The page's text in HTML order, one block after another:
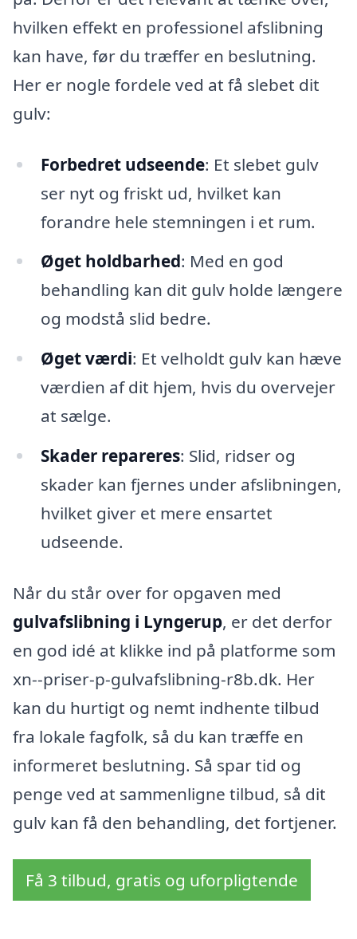
hvilken effekt en professionel afslibning
kan have, før du træffer en beslutning.
Her er nogle fordele ved at få slebet dit
gulv:
Forbedret udseende: Et slebet gulv
ser nyt og friskt ud, hvilket kan
forandre hele stemningen i et rum.
Øget holdbarhed: Med en god
behandling kan dit gulv holde længere
og modstå slid bedre.
Øget værdi: Et velholdt gulv kan hæve
værdien af dit hjem, hvis du overvejer
at sælge.
Skader repareres: Slid, ridser og
skader kan fjernes under afslibningen,
hvilket giver et mere ensartet
udseende.
Når du står over for opgaven med
gulvafslibning i Lyngerup, er det derfor
en god idé at klikke ind på platforme som
xn--priser-p-gulvafslibning-r8b.dk. Her
kan du hurtigt og nemt indhente tilbud
fra lokale fagfolk, så du kan træffe en
informeret beslutning. Så spar tid og
penge ved at sammenligne tilbud, så dit
gulv kan få den behandling, det fortjener.
Få 3 tilbud, gratis og uforpligtende